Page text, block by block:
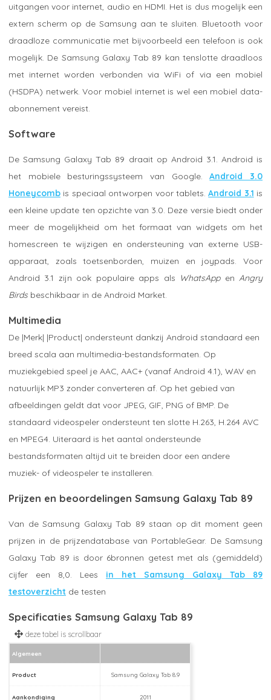
uitgangen voor internet, audio en HDMI. Het is dus mogelijk een
extern scherm op de Samsung aan te sluiten. Bluetooth voor
draadloze communicatie met bijvoorbeeld een telefoon is ook
mogelijk. De Samsung Galaxy Tab 89 kan tenslotte draadloos
met internet worden verbonden via WiFi of via een mobiel
(HSDPA) netwerk. Voor mobiel internet is wel een mobiel data-
abonnement vereist.
Software
De Samsung Galaxy Tab 89 draait op Android 3.1. Android is
het mobiele besturingssysteem van Google.Android 3.0
Honeycomb is speciaal ontworpen voor tablets.Android 3.1 is
een kleine update ten opzichte van 3.0. Deze versie biedt onder
meer de mogelijkheid om het formaat van widgets om het
homescreen te wijzigen en ondersteuning van externe USB-
apparaat, zoals toetsenborden, muizen en joypads. Voor
Android 3.1 zijn ook populaire apps als WhatsAppen Angry
Birds beschikbaar in de Android Market.
Multimedia
De |Merk| |Product| ondersteunt dankzij Android standaard een
breed scala aan multimedia-bestandsformaten. Op
muziekgebied speel je AAC, AAC+ (vanaf Android 4.1), WAV en
natuurlijk MP3 zonder converteren af. Op het gebied van
afbeeldingen geldt dat voor JPEG, GIF, PNG of BMP. De
standaard videospeler ondersteunt ten slotte H.263, H.264 AVC
en MPEG4. Uiteraard is het aantal ondersteunde
bestandsformaten altijd uit te breiden door een andere
muziek- of videospeler te installeren.
Prijzen en beoordelingen Samsung Galaxy Tab 89
Van de Samsung Galaxy Tab 89 staan op dit moment geen
prijzen in de prijzendatabase van PortableGear. De Samsung
Galaxy Tab 89 is door 6bronnen getest met als (gemiddeld)
cijfer een 8,0. Lees in het Samsung Galaxy Tab 89
testoverzicht de testen
Specificaties Samsung Galaxy Tab 89
Algemeen
Product Samsung Galaxy Tab 8.9
Aankondiging 2011